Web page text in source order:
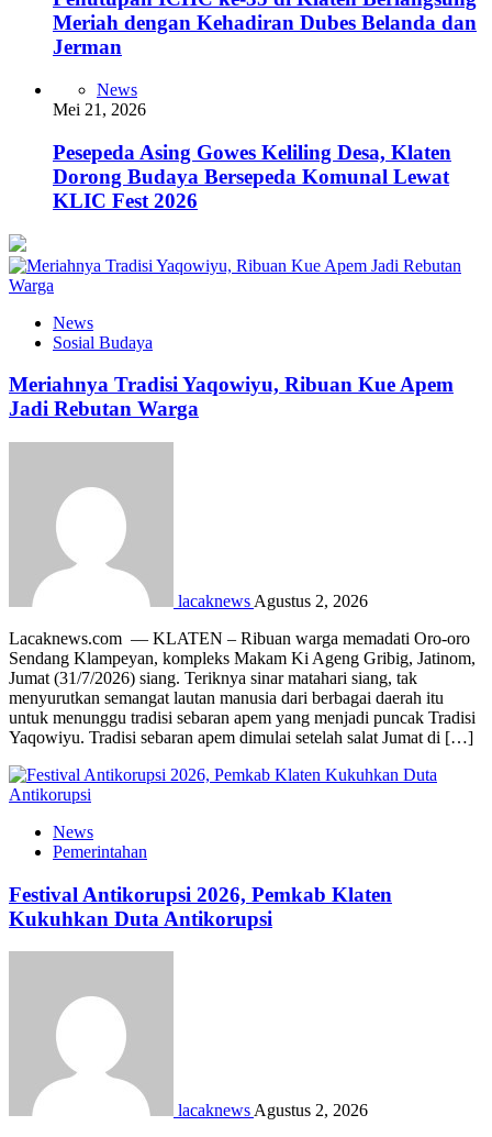
Meriah dengan Kehadiran Dubes Belanda dan
Jerman
News
Mei 21, 2026
Pesepeda Asing Gowes Keliling Desa, Klaten
Dorong Budaya Bersepeda Komunal Lewat
KLIC Fest 2026
News
Sosial Budaya
Meriahnya Tradisi Yaqowiyu, Ribuan Kue Apem
Jadi Rebutan Warga
lacaknews Agustus 2, 2026
Lacaknews.com — KLATEN – Ribuan warga memadati Oro-oro
Sendang Klampeyan, kompleks Makam Ki Ageng Gribig, Jatinom,
Jumat (31/7/2026) siang. Teriknya sinar matahari siang, tak
menyurutkan semangat lautan manusia dari berbagai daerah itu
untuk menunggu tradisi sebaran apem yang menjadi puncak Tradisi
Yaqowiyu. Tradisi sebaran apem dimulai setelah salat Jumat di […]
News
Pemerintahan
Festival Antikorupsi 2026, Pemkab Klaten
Kukuhkan Duta Antikorupsi
lacaknews Agustus 2, 2026